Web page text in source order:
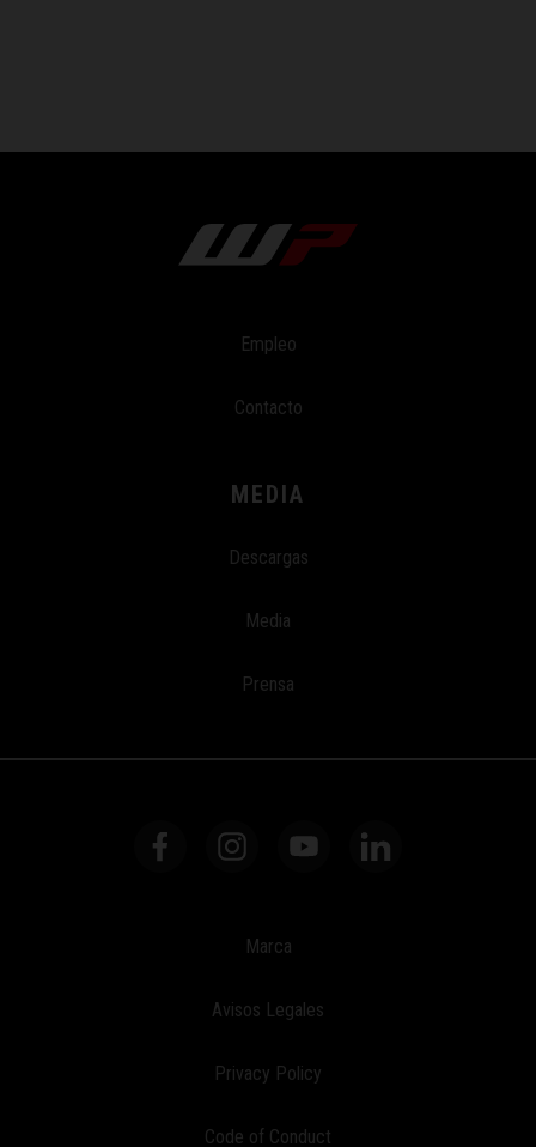
Empleo
Contacto
MEDIA
Descargas
Media
Prensa
Marca
Avisos Legales
Privacy Policy
Code of Conduct